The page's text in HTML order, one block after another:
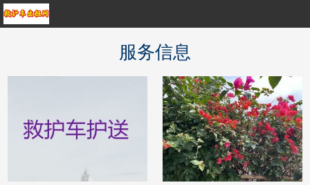
服务信息